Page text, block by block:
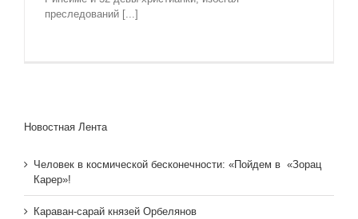
преследований [...]
Новостная Лента
Человек в космической бесконечности: «Пойдем в «Зорац
Карер»!
Караван-сарай князей Орбелянов